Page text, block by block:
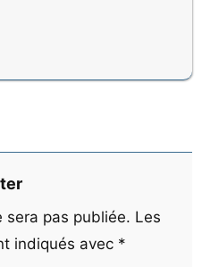
sera pas publiée. Les
indiqués avec *